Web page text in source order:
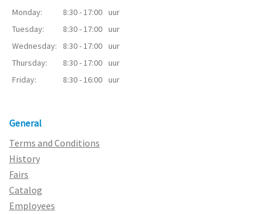
Monday: 8:30 - 17:00 uur
Tuesday:
8:30 - 17:00 uur
Wednesday:
8:30 - 17:00 uur
Thursday:
8:30 - 17:00 uur
Friday:
8:30 - 16:00 uur
General
Terms and Conditions
History
Fairs
Catalog
Employees